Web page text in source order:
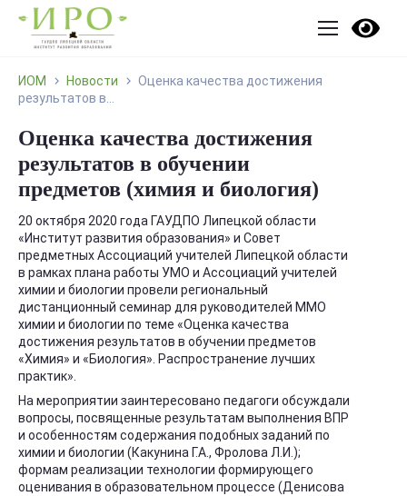
ИОМ Новости
Оценка качества достижения
результатов в...
Оценка качества достижения
результатов в обучении
предметов (химия и биология)
20 октября 2020 года ГАУДПО Липецкой области
«Институт развития образования» и Совет
предметных Ассоциаций учителей Липецкой области
в рамках плана работы УМО и Ассоциаций учителей
химии и биологии провели региональный
дистанционный семинар для руководителей ММО
химии и биологии по теме «Оценка качества
достижения результатов в обучении предметов
«Химия» и «Биология». Распространение лучших
практик».
На мероприятии заинтересовано педагоги обсуждали
вопросы, посвященные результатам выполнения ВПР
и особенностям содержания подобных заданий по
химии и биологии (Какунина Г.А., Фролова Л.И.);
формам реализации технологии формирующего
оценивания в образовательном процессе (Денисова